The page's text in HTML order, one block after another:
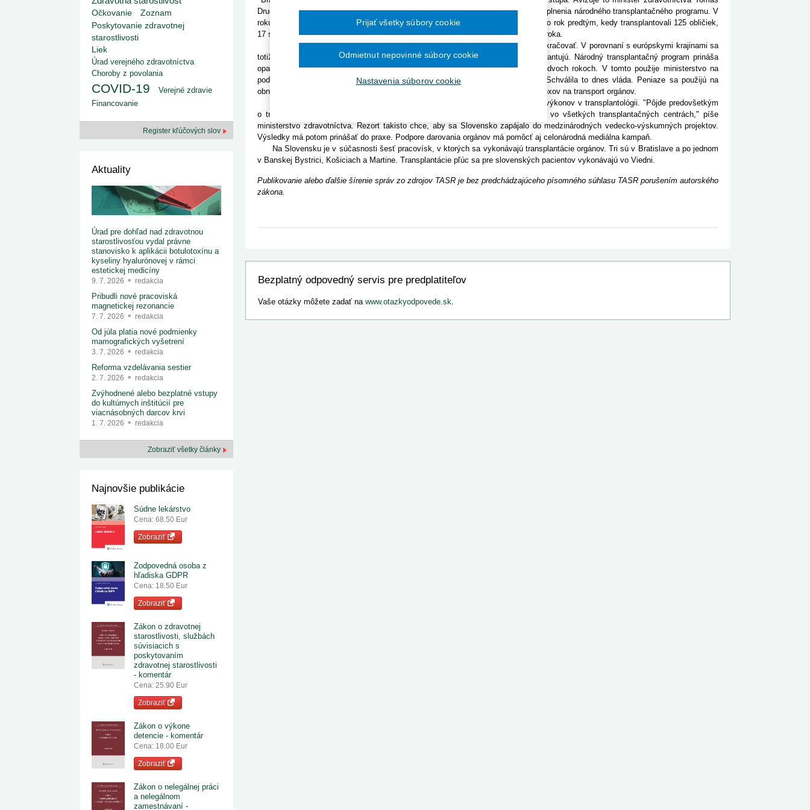
1. 7. 2026
redakcia
Ministerstvo zdravotníctva zverejnilo aktualizovaný
zoznam kategori...
29. 6. 2026
Rezort zdravotníctva zverejnil zoznam
kategorizovaných špeciálnych ...
29. 6. 2026
redakcia
starostlivosti v centrách z...
22. 6. 2026
2015
Od 1. augusta 2026 sa začína šesťmesačné prechodné obdobie na
implementáciu nových elektronických služieb v elektronickej zdravotnej
Ročník 2013
Ročník 2012
Ročník 2011
Drucker (nominant Smeru-SD). Na dnešné rokovanie vlády predložil vyhodnotenie plnenia národného transplantačného programu. V
roku 2015 lekári transplantovali 184 obličiek, 27 sŕdc a 34 pečení, čo bolo viac ako rok predtým, kedy transplantovali 125 obličiek,
17 sŕdc a 23 pečení. Výsledky za rok 2016 budú k dispozícii koncom marca tohto roka.
Nárast považuje ministerstvo zdravotníctva za úspech, v trende by chcelo pokračovať. V porovnaní s európskymi krajinami sa
totiž Slovensko v minulosti zaraďovalo medzi tie, v ktorých orgány málo transplantujú. Národný transplantačný program prináša
opatrenia, ktoré majú negatívny stav zmeniť. Plniť sa bude aj v nasledujúcich dvoch rokoch. V tomto použije ministerstvo na
podporu transplantácií orgánov a tkanív 150.000 eur, a to zo svojho rozpočtu. Schválila to dnes vláda. Peniaze sa použijú na
obnovu niektorých kryokonzervačných zariadení či na zabezpečenie perfúznych boxov na transport orgánov.
Drucker v tomto roku hovorí aj o podpore zavedenia nových terapeutických výkonov v transplantológii. "Pôjde predovšetkým
o transplantáciu pečene u detských pacientov či o zavedenie imunoadsorpcie vo všetkých transplantačných centrách," píše
ministerstvo zdravotníctva. Rezort takisto chce, aby sa Slovensko zapájalo do medzinárodných vedecko-výskumných projektov.
Výsledky má potom prinášať do praxe. Podpore darovania orgánov má pomôcť aj celonárodná mediálna kampaň.
Na Slovensku je v súčasnosti šesť pracovísk, v ktorých sa vykonávajú transplantácie orgánov. Tri sú v Bratislave a po jednom
v Banskej Bystrici, Košiciach a Martine. Transplantácie pľúc sa pre slovenských pacientov vykonávajú vo Viedni.
Publikovanie alebo ďalšie šírenie správ zo zdrojov TASR je bez predchádzajúceho písomného súhlasu TASR porušením autorského
zákona.
Bezplatný odpovedný servis pre predplatiteľov
Vaše otázky môžete zadať na www.otazkyodpovede.sk.
Očkovanie Zoznam
Poskytovanie zdravotnej
starostlivosti
Liek
Úrad verejného zdravotníctva
Choroby z povolania
COVID-19
Verejné zdravie
Financovanie
Register kľúčových slov
Aktuality
Úrad pre dohľad nad zdravotnou
starostlivosťou vydal právne
stanovisko k aplikácii botulotoxínu a
kyseliny hyalurónovej v rámci
estetickej medicíny
9. 7. 2026 redakcia
Pribudli nové pracoviská
magnetickej rezonancie
7. 7. 2026 redakcia
Od júla platia nové podmienky
mamografických vyšetrení
3. 7. 2026 redakcia
Reforma vzdelávania sestier
2. 7. 2026 redakcia
Zvýhodnené alebo bezplatné vstupy
do kultúrnych inštitúcií pre
viacnásobných darcov krvi
1. 7. 2026 redakcia
Zobraziť všetky články
Najnovšie publikácie
Súdne lekárstvo
Cena: 68.50 Eur
Zobraziť
Zodpovedná osoba z
hľadiska GDPR
Cena: 18.50 Eur
Zobraziť
Zákon o zdravotnej
starostlivosti, službách
súvisiacich s
poskytovaním
zdravotnej starostlivosti
- komentár
Cena: 25.90 Eur
Zobraziť
Zákon o výkone
detencie - komentár
Cena: 18.00 Eur
Zobraziť
Zákon o nelegálnej práci
a nelegálnom
zamestnávaní -
Nastavenia súborov cookie
Odmietnut nepovinné súbory cookie
Prijať všetky súbory cookie